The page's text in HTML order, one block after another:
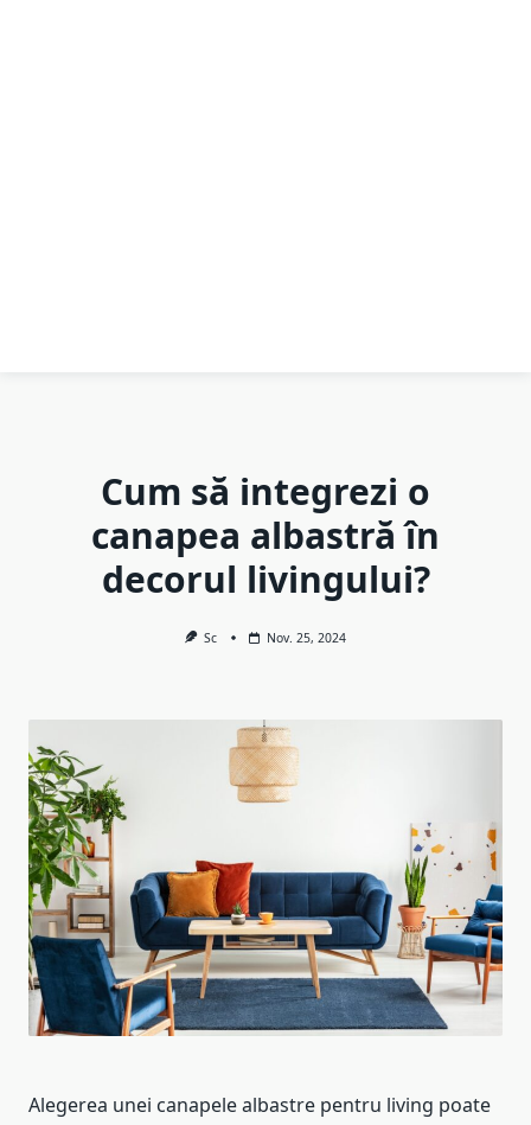
Cum să integrezi o
canapea albastră în
decorul livingului?
Sc Nov. 25, 2024
Alegerea unei canapele albastre pentru living poate